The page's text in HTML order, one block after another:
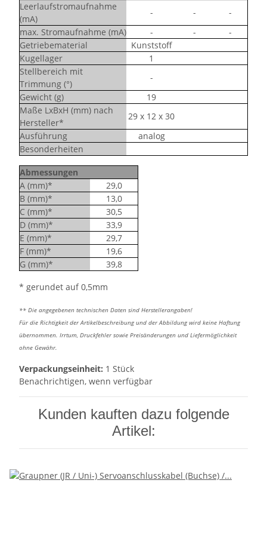
Leerlaufstromaufnahme
(mA)
- -
-
max. Stromaufnahme (mA)
- -
-
Getriebematerial
Kunststoff
Kugellager
1
Stellbereich mit
Trimmung (°)
-
Gewicht (g)
19
Maße LxBxH (mm) nach
Hersteller*
29 x 12 x 30
Ausführung
analog
Besonderheiten
Abmessungen
A (mm)*
29,0
B (mm)*
13,0
C (mm)*
30,5
D (mm)*
33,9
E (mm)*
29,7
F (mm)*
19,6
G (mm)*
39,8
* gerundet auf 0,5mm
** Die angegebenen technischen Daten sind Herstellerangaben!
Für die Richtigkeit der Artikelbeschreibung und der Abbildung wird keine Haftung
übernommen. Irrtum, Druckfehler sowie Preisänderungen und Liefermöglichkeit
ohne Gewähr.
Verpackungseinheit: 1 Stück
Benachrichtigen, wenn verfügbar
Kunden kauften dazu folgende
Artikel: